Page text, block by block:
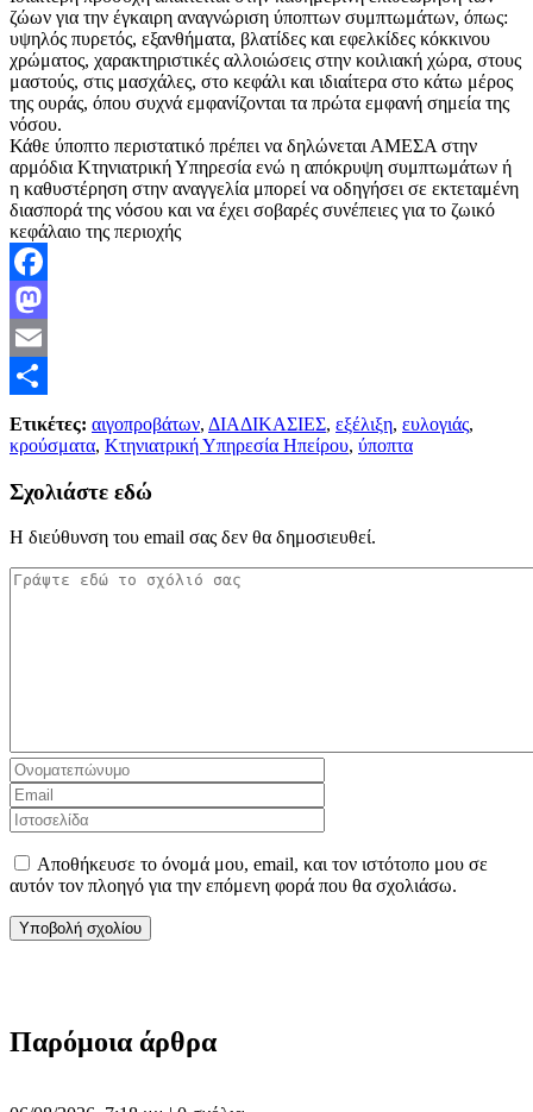
ζώων για την έγκαιρη αναγνώριση ύποπτων συμπτωμάτων, όπως:
υψηλός πυρετός, εξανθήματα, βλατίδες και εφελκίδες κόκκινου
χρώματος, χαρακτηριστικές αλλοιώσεις στην κοιλιακή χώρα, στους
μαστούς, στις μασχάλες, στο κεφάλι και ιδιαίτερα στο κάτω μέρος
της ουράς, όπου συχνά εμφανίζονται τα πρώτα εμφανή σημεία της
νόσου.
Κάθε ύποπτο περιστατικό πρέπει να δηλώνεται ΑΜΕΣΑ στην
αρμόδια Κτηνιατρική Υπηρεσία ενώ η απόκρυψη συμπτωμάτων ή
η καθυστέρηση στην αναγγελία μπορεί να οδηγήσει σε εκτεταμένη
διασπορά της νόσου και να έχει σοβαρές συνέπειες για το ζωικό
κεφάλαιο της περιοχής
Facebook
Mastodon
Email
Μοιραστείτε
Ετικέτες: αιγοπροβάτων, ΔΙΑΔΙΚΑΣΙΕΣ, εξέλιξη, ευλογιάς,
κρούσματα, Κτηνιατρική Υπηρεσία Ηπείρου, ύποπτα
Σχολιάστε εδώ
Η διεύθυνση του email σας δεν θα δημοσιευθεί.
Αποθήκευσε το όνομά μου, email, και τον ιστότοπο μου σε
αυτόν τον πλοηγό για την επόμενη φορά που θα σχολιάσω.
Παρόμοια άρθρα